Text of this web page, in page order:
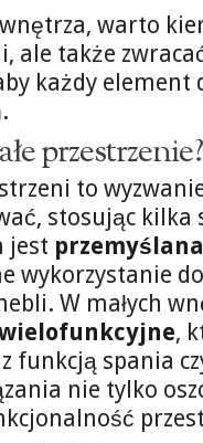
warto
ale także
każdy element
przestrzenie?
to
stosując
jest
wykorzystanie
W małych
,
funkcją spania
nie tylko